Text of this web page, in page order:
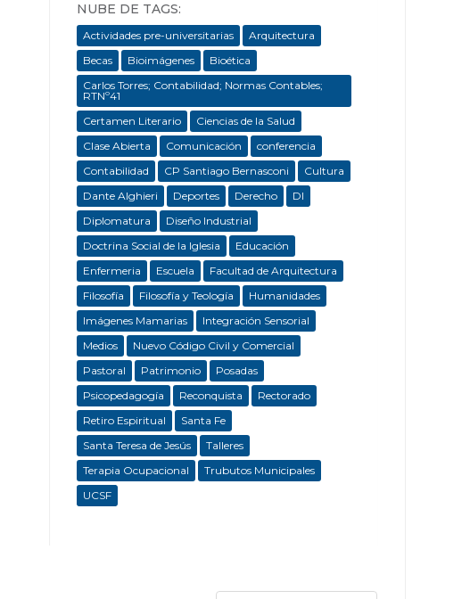
NUBE DE TAGS:
Actividades pre-universitarias
Arquitectura
Becas
Bioimágenes
Bioética
Carlos Torres; Contabilidad; Normas Contables;
RTNº41
Certamen Literario
Ciencias de la Salud
Clase Abierta
Comunicación
conferencia
Contabilidad
CP Santiago Bernasconi
Cultura
Dante Alghieri
Deportes Derecho
DI
Diplomatura
Diseño Industrial
Doctrina Social de la Iglesia
Educación
Enfermeria
Escuela
Facultad de Arquitectura
Filosofía
Filosofía y Teología
Humanidades
Imágenes Mamarias
Integración Sensorial
Medios
Nuevo Código Civil y Comercial
Pastoral
Patrimonio
Posadas
Psicopedagogía
Reconquista
Rectorado
Retiro Espiritual
Santa Fe
Santa Teresa de Jesús
Talleres
Terapia Ocupacional
Trubutos Municipales
UCSF